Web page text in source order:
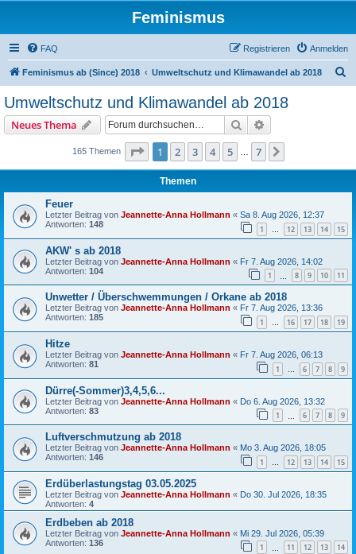
Feminismus
FAQ Anmelden
Registrieren
Feminismus ab (Since) 2018 Umweltschutz und Klimawandel ab 2018
Umweltschutz und Klimawandel ab 2018
Neues Thema Suche
165 Themen Seite 1von
1 2 3 4 5 7
Themen
Feuer
Letzter Beitrag von Jeannette-Anna Hollmann « Sa 8. Aug 2026, 12:37
Antworten: 148 1 … 12 13 14 15
AKW' s ab 2018
Letzter Beitrag von Jeannette-Anna Hollmann « Fr 7. Aug 2026, 14:02
Antworten: 104 1 8 9 10 11
Unwetter / Überschwemmungen / Orkane ab 2018
Letzter Beitrag von Jeannette-Anna Hollmann « Fr 7. Aug 2026, 13:36
Antworten: 185 1 … 16 17 18 19
Hitze
Letzter Beitrag von Jeannette-Anna Hollmann « Fr 7. Aug 2026, 06:13
Antworten: 81 1 … 6 7 8 9
Dürre(-Sommer)3,4,5,6...
Letzter Beitrag von Jeannette-Anna Hollmann « Do 6. Aug 2026, 13:32
Antworten: 83 1 6 7 8 9
Luftverschmutzung ab 2018
Letzter Beitrag von Jeannette-Anna Hollmann « Mo 3. Aug 2026, 18:05
Antworten: 146 1 … 12 13 14 15
Erdüberlastungstag 03.05.2025
Letzter Beitrag von Jeannette-Anna Hollmann « Do 30. Jul 2026, 18:35
Antworten: 4
Erdbeben ab 2018
Letzter Beitrag von Jeannette-Anna Hollmann « Mi 29. Jul 2026, 05:39
Antworten: 136 1 11 12 13 14